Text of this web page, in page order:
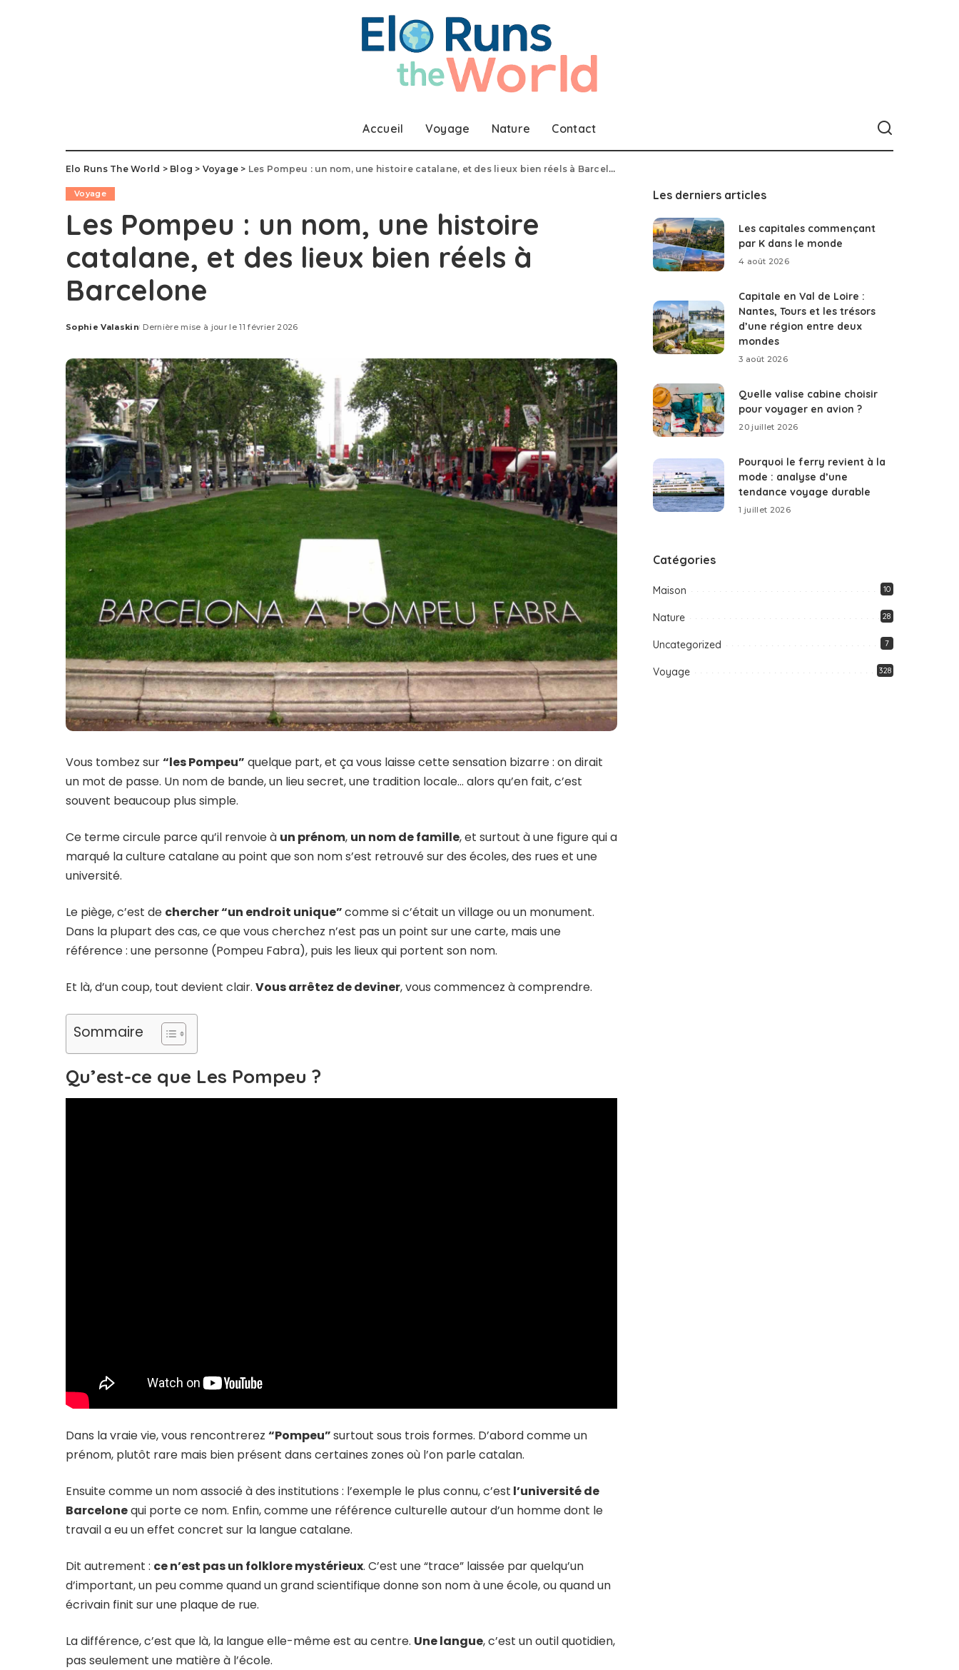
Accueil Voyage Nature Contact
Elo Runs The World > Blog > Voyage > Les Pompeu : un nom, une histoire catalane, et des lieux bien réels à Barcelone
Voyage
Les Pompeu : un nom, une histoire
catalane, et des lieux bien réels à
Barcelone
Posted
Sophie Valaskin Dernière mise à jour le 11 février 2026
Vous tombez sur“les Pompeu” quelque part, et ça vous laisse cette sensation bizarre : on dirait
un mot de passe. Un nom de bande, un lieu secret, une tradition locale… alors qu’en fait, c’est
souvent beaucoup plus simple.
Ce terme circule parce qu’il renvoie à un prénom, un nom de famille, et surtout à une figure qui a
marqué la culture catalane au point que son nom s’est retrouvé sur des écoles, des rues et une
université.
Le piège, c’est de chercher “un endroit unique”comme si c’était un village ou un monument.
Dans la plupart des cas, ce que vous cherchez n’est pas un point sur une carte, mais une
référence : une personne (Pompeu Fabra), puis les lieux qui portent son nom.
Et là, d’un coup, tout devient clair. Vous arrêtez de deviner, vous commencez à comprendre.
Sommaire
Qu’est-ce que Les Pompeu ?
Dans la vraie vie, vous rencontrerez “Pompeu”surtout sous trois formes. D’abord comme un
prénom, plutôt rare mais bien présent dans certaines zones où l’on parle catalan.
Ensuite comme un nom associé à des institutions : l’exemple le plus connu, c’est l’université de
Barcelonequi porte ce nom. Enfin, comme une référence culturelle autour d’un homme dont le
travail a eu un effet concret sur la langue catalane.
Dit autrement : ce n’est pas un folklore mystérieux. C’est une “trace” laissée par quelqu’un
d’important, un peu comme quand un grand scientifique donne son nom à une école, ou quand un
écrivain finit sur une plaque de rue.
La différence, c’est que là, la langue elle-même est au centre. Une langue, c’est un outil quotidien,
pas seulement une matière à l’école.
Les derniers articles
Les capitales commençant
par K dans le monde
4 août 2026
Capitale en Val de Loire :
Nantes, Tours et les trésors
d’une région entre deux
mondes
3 août 2026
Quelle valise cabine choisir
pour voyager en avion ?
20 juillet 2026
Pourquoi le ferry revient à la
mode : analyse d’une
tendance voyage durable
1 juillet 2026
Catégories
Maison 10
Nature 28
Uncategorized 7
Voyage 328